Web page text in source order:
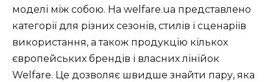
моделі між собою. На welfare.ua представлено
категорії для різних сезонів, стилів і сценаріїв
використання, а також продукцію кількох
європейських брендів і власних лінійок
Welfare. Це дозволяє швидше знайти пару, яка